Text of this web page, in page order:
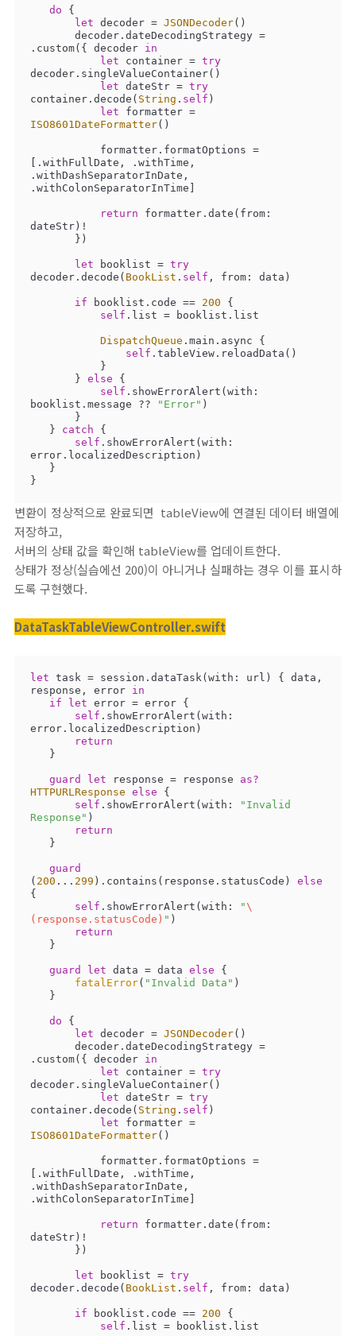
do {
let decoder = JSONDecoder()
       decoder.dateDecodingStrategy
=
.custom({ decoder in
let container = try
decoder.singleValueContainer()
let dateStr = try
container.decode( String . self )
let formatter =
ISO8601DateFormatter()
           formatter.formatOptions
=
[.withFullDate, .withTime,
.withDashSeparatorInDate,
.withColonSeparatorInTime]
return formatter.date(from:
dateStr) !
let booklist = try
decoder.decode( BookList . self , from: data)
if booklist.code == 200 {
self .list = booklist.list
DispatchQueue .main.async {
self .tableView.reloadData()
       }
else {
self .showErrorAlert(with:
booklist.message ?? "Error" )
   }
catch {
self .showErrorAlert(with:
error.localizedDescription)
}
변환이 정상적으로 완료되면 tableView에 연결된 데이터 배열에
저장하고,
서버의 상태 값을 확인해 tableView를 업데이트한다.
상태가 정상(실습에선 200)이 아니거나 실패하는 경우 이를 표시하
도록 구현했다.
DataTaskTableViewController.swift
let task = session.dataTask(with: url) { data,
response, error in
if
let error = error {
self .showErrorAlert(with:
error.localizedDescription)
return
guard let response = response as?
HTTPURLResponse else {
self .showErrorAlert(with:
"Invalid
Response" )
return
guard
( 200 ... 299 ).contains(response.statusCode) else
{
self .showErrorAlert(with: "\
(response.statusCode) " )
return
guard let data = data else {
fatalError( "Invalid Data" )
do {
let decoder = JSONDecoder()
       decoder.dateDecodingStrategy
=
.custom({ decoder in
let container = try
decoder.singleValueContainer()
let dateStr = try
container.decode( String . self )
let formatter =
ISO8601DateFormatter()
           formatter.formatOptions
=
[.withFullDate, .withTime,
.withDashSeparatorInDate,
.withColonSeparatorInTime]
return formatter.date(from:
dateStr) !
let booklist = try
decoder.decode( BookList . self , from: data)
if booklist.code == 200 {
self .list = booklist.list